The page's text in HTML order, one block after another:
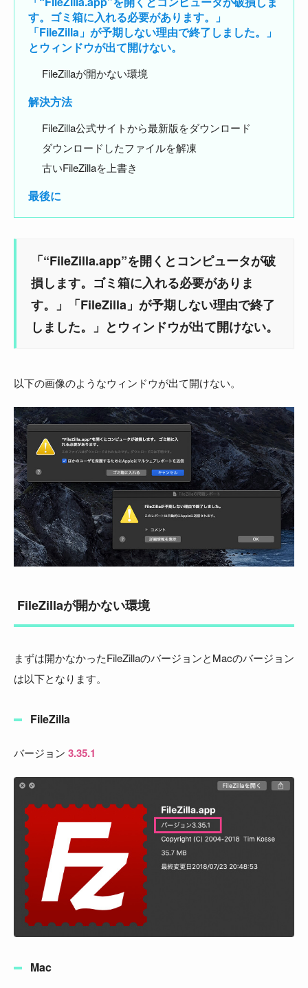
す。ゴミ箱に入れる必要があります。」
「FileZilla」が予期しない理由で終了しました。」
とウィンドウが出て開けない。
FileZillaが開かない環境
解決方法
FileZilla公式サイトから最新版をダウンロード
ダウンロードしたファイルを解凍
古いFileZillaを上書き
最後に
「“FileZilla.app”を開くとコンピュータが破
損します。ゴミ箱に入れる必要がありま
す。」「FileZilla」が予期しない理由で終了
しました。」とウィンドウが出て開けない。
以下の画像のようなウィンドウが出て開けない。
FileZillaが開かない環境
まずは開かなかったFileZillaのバージョンとMacのバージョン
は以下となります。
FileZilla
バージョン 3.35.1
Mac